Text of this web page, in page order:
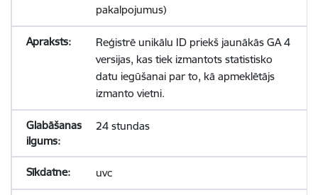
pakalpojumus)
Reģistrē unikālu ID priekš jaunākās GA 4
versijas, kas tiek izmantots statistisko
datu iegūšanai par to, kā apmeklētājs
izmanto vietni.
24 stundas
uvc